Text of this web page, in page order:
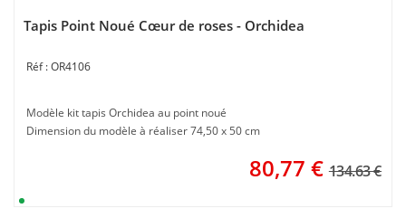
Tapis Point Noué Cœur de roses - Orchidea
OR4106
Modèle kit tapis Orchidea au point noué
Dimension du modèle à réaliser 74,50 x 50 cm
80,77 € 134.63 €